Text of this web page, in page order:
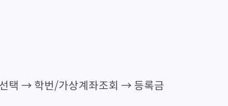
택 → 학번/가상계좌조회 → 등록금